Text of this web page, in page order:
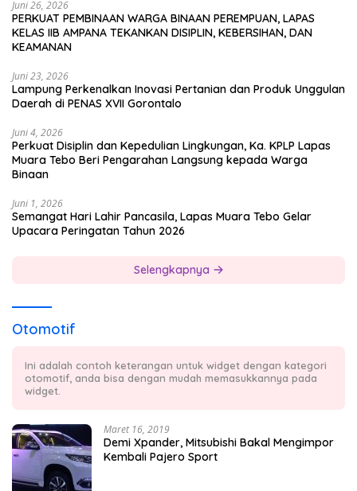
Juni 26, 2026
PERKUAT PEMBINAAN WARGA BINAAN PEREMPUAN, LAPAS
KELAS IIB AMPANA TEKANKAN DISIPLIN, KEBERSIHAN, DAN
KEAMANAN
Juni 23, 2026
Lampung Perkenalkan Inovasi Pertanian dan Produk Unggulan
Daerah di PENAS XVII Gorontalo
Juni 4, 2026
Perkuat Disiplin dan Kepedulian Lingkungan, Ka. KPLP Lapas
Muara Tebo Beri Pengarahan Langsung kepada Warga
Binaan
Juni 1, 2026
Semangat Hari Lahir Pancasila, Lapas Muara Tebo Gelar
Upacara Peringatan Tahun 2026
Selengkapnya
Otomotif
Ini adalah contoh keterangan untuk widget dengan kategori
otomotif, anda bisa dengan mudah memasukkannya pada
widget.
Maret 16, 2019
Demi Xpander, Mitsubishi Bakal Mengimpor
Kembali Pajero Sport